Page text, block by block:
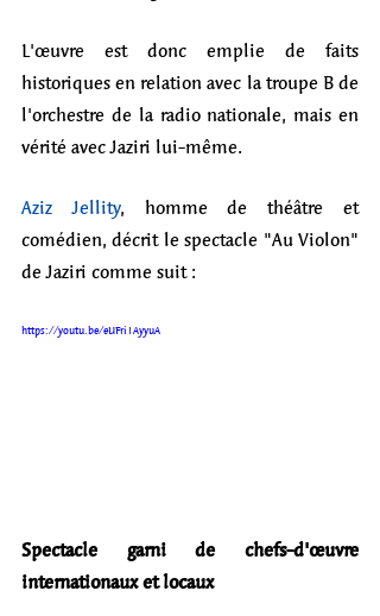
L'œuvre est donc emplie de faits
historiques en relation avec la troupe B de
l'orchestre de la radio nationale, mais en
vérité avec Jaziri lui-même.
Aziz Jellity, homme de théâtre et
comédien, décrit le spectacle "Au Violon"
de Jaziri comme suit :
https://youtu.be/eUFri1AyyuA
Spectacle garni de chefs-d'œuvre
internationaux et locaux